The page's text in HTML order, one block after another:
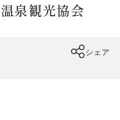
泉観光協会
シェア